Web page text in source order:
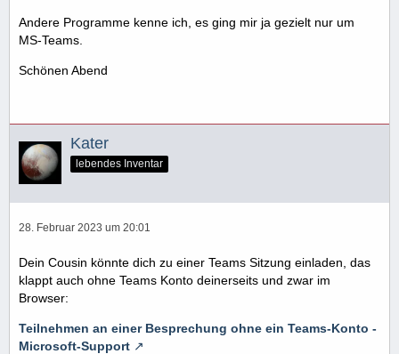
Andere Programme kenne ich, es ging mir ja gezielt nur um
MS-Teams.
Schönen Abend
Kater
lebendes Inventar
28. Februar 2023 um 20:01
Dein Cousin könnte dich zu einer Teams Sitzung einladen, das
klappt auch ohne Teams Konto deinerseits und zwar im
Browser:
Teilnehmen an einer Besprechung ohne ein Teams-Konto -
Microsoft-Support